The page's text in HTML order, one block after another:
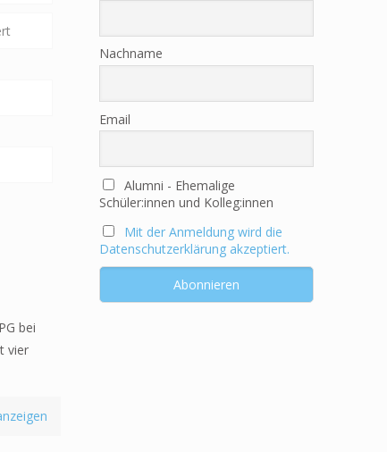
bei
vier
Nachname
Email
Alumni - Ehemalige
Schüler:innen und Kolleg:innen
Mit der Anmeldung wird die
Datenschutzerklärung akzeptiert.